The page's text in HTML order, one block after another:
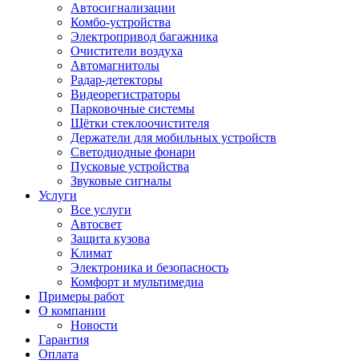
Автосигнализации
Комбо-устройства
Электропривод багажника
Очистители воздуха
Автомагнитолы
Радар-детекторы
Видеорегистраторы
Парковочные системы
Щётки стеклоочистителя
Держатели для мобильных устройств
Светодиодные фонари
Пусковые устройства
Звуковые сигналы
Услуги
Все услуги
Автосвет
Защита кузова
Климат
Электроника и безопасность
Комфорт и мультимедиа
Примеры работ
О компании
Новости
Гарантия
Оплата